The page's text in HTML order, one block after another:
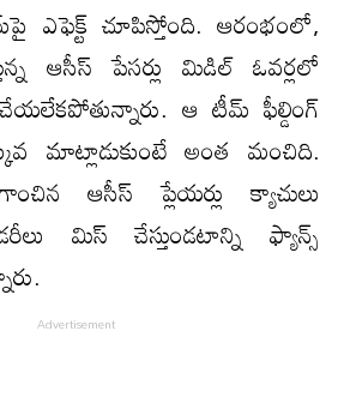
ఎఫెక్ట్ చూపిస్తోంది. ఆరంభంలో,
ఆసీస్ పేసర్లు మిడిల్ ఓవర్లలో
చేయలేకపోతున్నారు. ఆ టీమ్ ఫీల్డింగ్
మాట్లాడుకుంటే అంత మంచిది.
ఆసీస్​ ప్లేయర్లు క్యాచులు
మిస్ చేస్తుండటాన్ని ఫ్యాన్స్